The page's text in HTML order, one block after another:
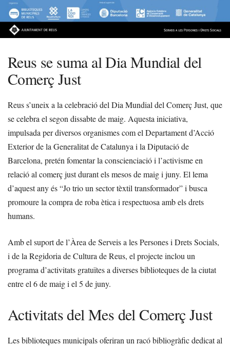
Reus se suma al Dia Mundial del
Comerç Just
Reus s’uneix a la celebració del Dia Mundial del Comerç Just, que
se celebra el segon dissabte de maig. Aquesta iniciativa,
impulsada per diversos organismes com el Departament d’Acció
Exterior de la Generalitat de Catalunya i la Diputació de
Barcelona, pretén fomentar la conscienciació i l’activisme en
relació al comerç just durant els mesos de maig i juny. El lema
d’aquest any és “Jo trio un sector tèxtil transformador” i busca
promoure la compra de roba ètica i respectuosa amb els drets
humans.
Amb el suport de l’Àrea de Serveis a les Persones i Drets Socials,
i de la Regidoria de Cultura de Reus, el projecte inclou un
programa d’activitats gratuïtes a diverses biblioteques de la ciutat
entre el 6 de maig i el 5 de juny.
Activitats del Mes del Comerç Just
Les biblioteques municipals oferiran un racó bibliogràfic dedicat al